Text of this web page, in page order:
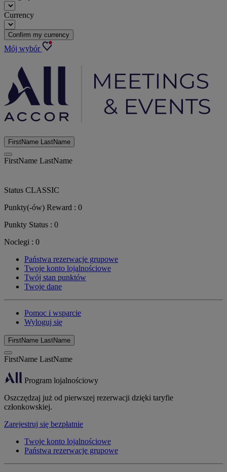
Currency
Confirm my currency
Mój wybór
FirstName LastName
FirstName LastName
Status CLASSIC
Punkty(-ów) Reward : 0
Punkty Status : 0
Noclegi : 0
Państwa rezerwacje grupowe
Twoje konto lojalnościowe
Twój stan punktów
Twoje dane
Pomoc i wsparcie
Wyloguj się
FirstName LastName
FirstName LastName
Program lojalnościowy
Oszczędzaj już od pierwszej rezerwacji dzięki taryfie
członkowskiej.
Zarejestruj się bezpłatnie
Twoje konto lojalnościowe
Państwa rezerwacje grupowe